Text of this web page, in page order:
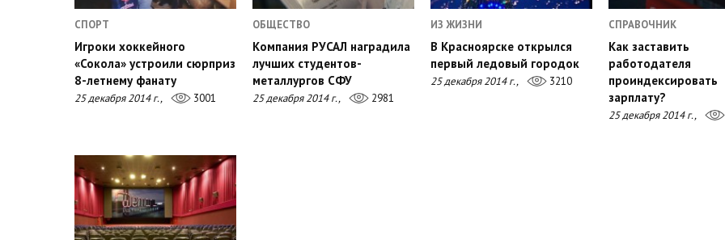
СПОРТ
Игроки хоккейного
«Сокола» устроили сюрприз
8-летнему фанату
25 декабря 2014 г., 3001
ОБЩЕСТВО
Компания РУСАЛ наградила
лучших студентов-
металлургов СФУ
25 декабря 2014 г., 2981
ИЗ ЖИЗНИ
В Красноярске открылся
первый ледовый городок
25 декабря 2014 г., 3210
СПРАВОЧНИК
Как заставить
работодателя
проиндексировать
зарплату?
25 декабря 2014 г.,